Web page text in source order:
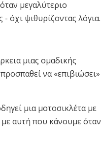
μεγαλύτεριο
όχι ψιθυρίζοντας λόγια.
μιας ομαδικής
να «επιβιώσει»
μια μοτοσικλέτα με
με αυτή που κάνουμε όταν